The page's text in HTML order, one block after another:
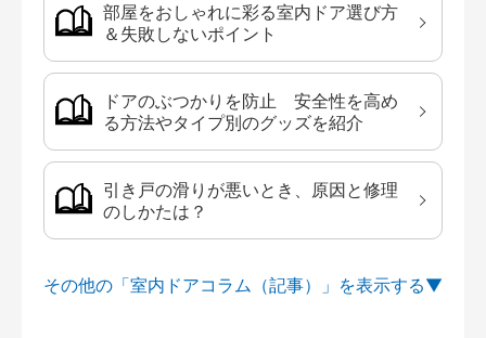
部屋をおしゃれに彩る室内ドア選び方
＆失敗しないポイント
ドアのぶつかりを防止 安全性を高め
る方法やタイプ別のグッズを紹介
引き戸の滑りが悪いとき、原因と修理
のしかたは？
その他の「室内ドアコラム（記事）」を